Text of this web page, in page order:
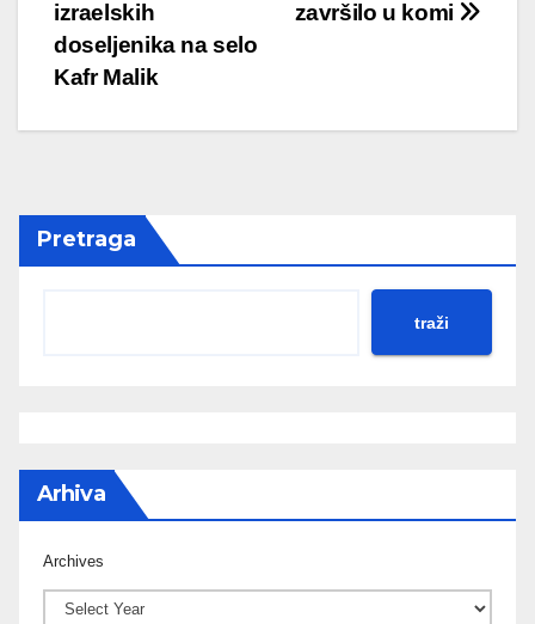
završilo u komi
izraelskih
doseljenika na selo
Kafr Malik
Pretraga
traži
Arhiva
Archives